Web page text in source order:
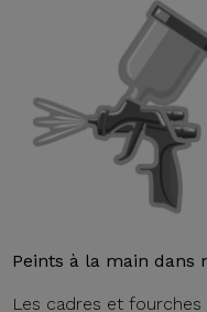
Peints à la main dans
Les cadres et